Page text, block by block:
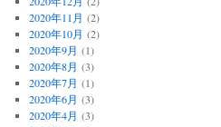
2020年11月 (2)
2020年10月 (2)
2020年9月 (1)
2020年8月 (3)
2020年7月 (1)
2020年6月 (3)
2020年4月 (3)